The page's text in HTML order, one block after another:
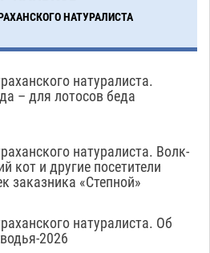
НАТУРАЛИСТА
натуралиста.
– для лотосов беда
натуралиста. Волк-
кот и другие посетители
заказника «Степной»
натуралиста. Об
2026